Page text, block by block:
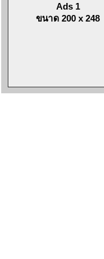
Ads 1
ขนาด 200 x 248